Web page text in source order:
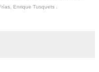
Enrique Tusquets .